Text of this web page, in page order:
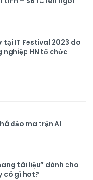
IT Festival 2023 do
nghiệp HN tổ chức
đảo ma trận AI
tài liệu” dành cho
có gì hot?